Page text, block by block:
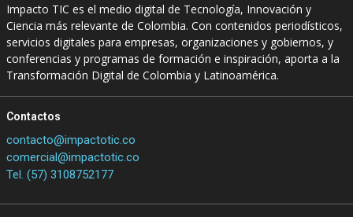
Impacto TIC es el medio digital de Tecnología, Innovación y
Ciencia más relevante de Colombia. Con contenidos periodísticos,
servicios digitales para empresas, organizaciones y gobiernos, y
conferencias y programas de formación e inspiración, aporta a la
Transformación Digital de Colombia y Latinoamérica.
Contactos
contacto@impactotic.co
comercial@impactotic.co
Tel. (57) 3108752177